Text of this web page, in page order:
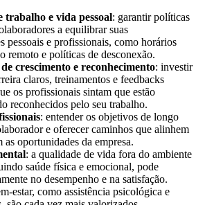
e vida pessoal: garantir políticas
a equilibrar suas
pessoais e profissionais, como horários
remoto e políticas de desconexão.
crescimento e reconhecimento: investir
claros, treinamentos e feedbacks
os profissionais sintam que estão
reconhecidos pelo seu trabalho.
: entender os objetivos de longo
e oferecer caminhos que alinhem
as oportunidades da empresa.
: a qualidade de vida fora do ambiente
saúde física e emocional, pode
no desempenho e na satisfação.
estar, como assistência psicológica e